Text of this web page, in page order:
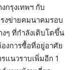
กรุงเทพฯ กับ
งข่ายคมนาคมรอบ
ๆ ที่กำลังเติบโตขึ้น
องการซื้อที่อยู่อาศัย
แนวราบเพิ่มอีก 1